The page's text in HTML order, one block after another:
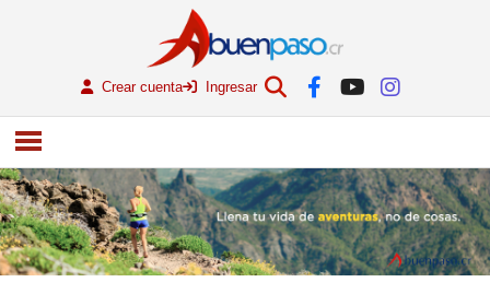
Crear cuenta Ingresar